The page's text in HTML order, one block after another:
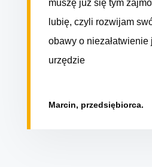
muszę już się tym
lubię, czyli rozwijam
obawy o
urzędzie
Marcin, przedsiębiorca.